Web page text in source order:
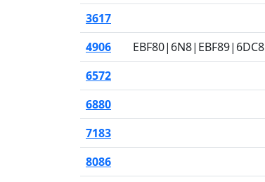
3617
4906
EBF80|6N8|EBF89|6DC8
6572
6880
7183
8086